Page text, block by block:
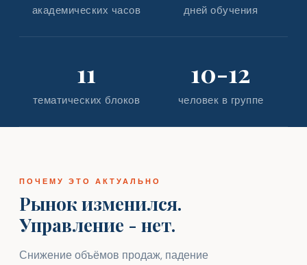
академических часов дней обучения
11
тематических блоков
10-12
человек в группе
ПОЧЕМУ ЭТО АКТУАЛЬНО
Рынок изменился.
Управление - нет.
Снижение объёмов продаж, падение